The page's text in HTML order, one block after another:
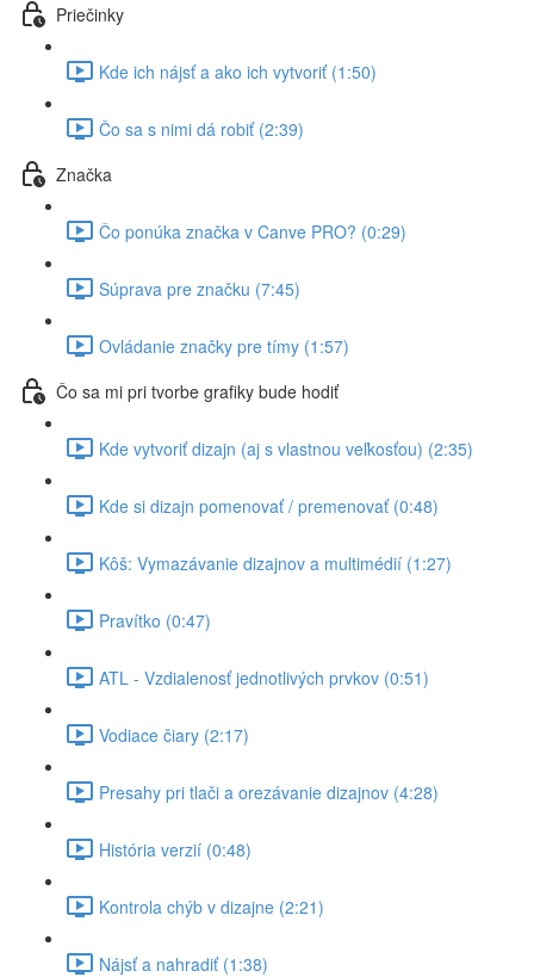
Priečinky
Kde ich nájsť a ako ich vytvoriť (1:50)
Čo sa s nimi dá robiť (2:39)
Značka
Čo ponúka značka v Canve PRO? (0:29)
Súprava pre značku (7:45)
Ovládanie značky pre tímy (1:57)
Čo sa mi pri tvorbe grafiky bude hodiť
Kde vytvoriť dizajn (aj s vlastnou veľkosťou) (2:35)
Kde si dizajn pomenovať / premenovať (0:48)
Kôš: Vymazávanie dizajnov a multimédií (1:27)
Pravítko (0:47)
ATL - Vzdialenosť jednotlivých prvkov (0:51)
Vodiace čiary (2:17)
Presahy pri tlači a orezávanie dizajnov (4:28)
História verzií (0:48)
Kontrola chýb v dizajne (2:21)
Nájsť a nahradiť (1:38)